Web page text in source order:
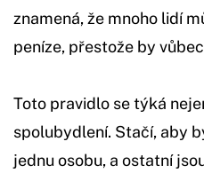
znamená, že mnoho lidí
peníze, přestože by
Toto pravidlo se týká
spolubydlení. Stačí, aby
jednu osobu, a ostatní